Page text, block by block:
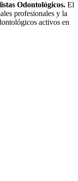
Odontológicos. El
profesionales y la
activos en